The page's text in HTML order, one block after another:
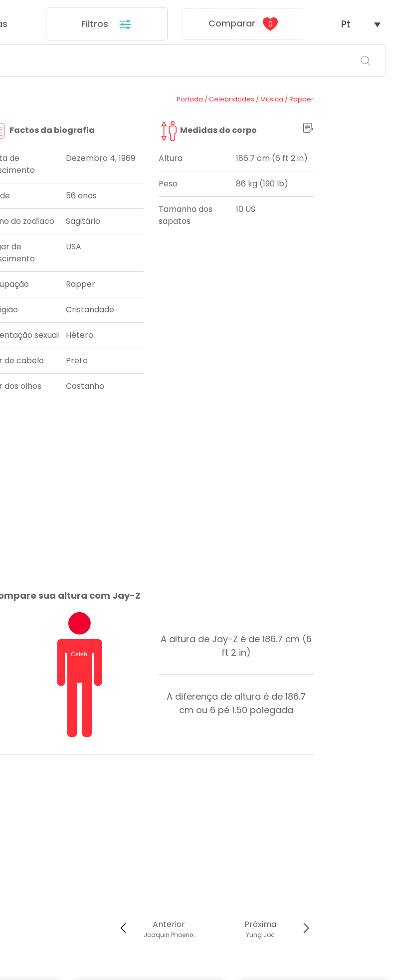
Filtros Comparar 0 Pt
Portada /Celebridades /Música /Rapper
Factos da biografia
de
Dezembro 4, 1969
56 anos
do zodíaco Sagitário
de
USA
Rapper
Cristandade
sexual Hétero
de cabelo Preto
dos olhos Castanho
Medidas do corpo
Altura 186.7 cm (6 ft 2 in)
Peso 86 kg (190 lb)
Tamanho dos
sapatos
10 US
sua altura com Jay-Z
A altura de Jay-Z é de 186.7 cm (6
ft 2 in)
A diferença de altura é de 186.7
cm ou 6 pé 1.50 polegada
Próxima
Yung Joc
Anterior
Joaquin Phoenix